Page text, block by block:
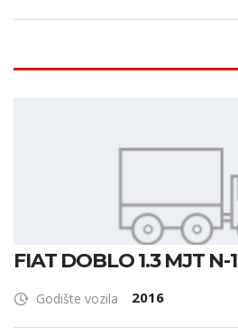
FIAT DOBLO 1.3 MJT N-1
Godište vozila 2016